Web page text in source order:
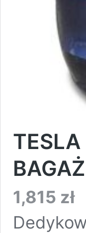
1,815 zł